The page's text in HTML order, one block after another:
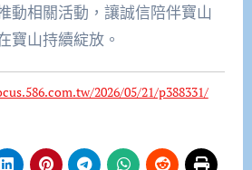
動相關活動，讓誠信陪伴寶山
寶山持續綻放。
2026/05/21/p388331/